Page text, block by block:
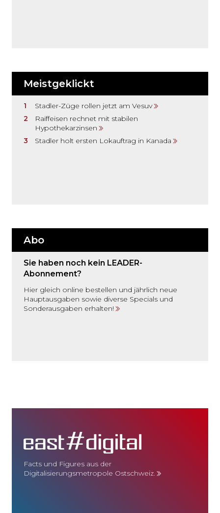
Meistgeklickt
Stadler-Züge rollen jetzt am Vesuv
Raiffeisen rechnet mit stabilen
Hypothekarzinsen
Stadler holt ersten Lokauftrag in Kanada
Abo
Sie haben noch kein LEADER-
Abonnement?
Hier gleich online bestellen und jährlich neue
Hauptausgaben sowie diverse Specials und
Sonderausgaben erhalten!
Facts und Figures aus der
Digitalisierungsmetropole Ostschweiz.